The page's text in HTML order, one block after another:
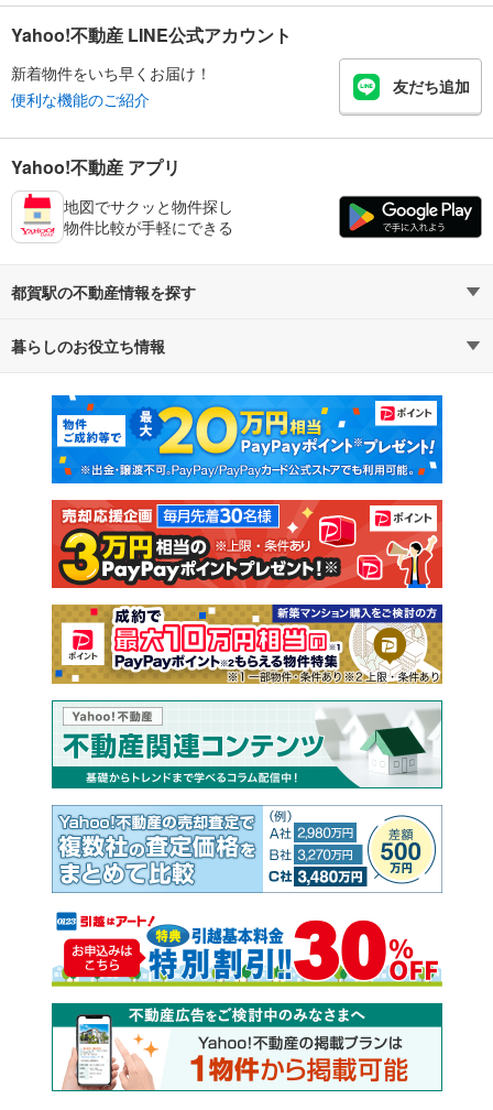
Yahoo!不動産 LINE公式アカウント
新着物件をいち早くお届け！
便利な機能のご紹介
友だち追加
Yahoo!不動産 アプリ
地図でサクッと物件探し
物件比較が手軽にできる
都賀駅の不動産情報を探す
不動産・住宅
新築マンション 中古マンション
新築一戸建て 中古一戸建て
注文住宅 土地
売却査定
暮らしのお役立ち情報
マンションカタログ 教えて！住まいの先生